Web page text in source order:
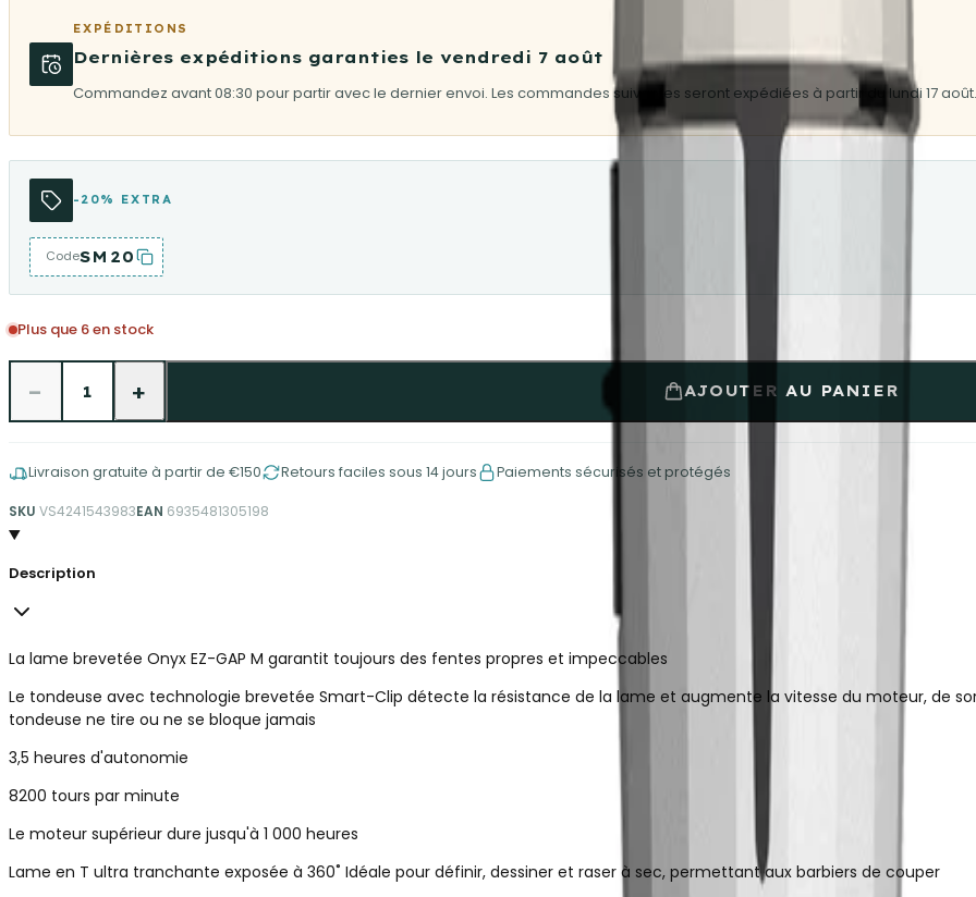
EXPÉDITIONS
Dernières expéditions garanties le vendredi 7 août
Commandez avant 08:30 pour partir avec le dernier envoi. Les commandes suivantes seront expédiées à partir du lundi 17 août.
-20% EXTRA
CodeSM20
Plus que 6 en stock
− 1 + AJOUTER AU PANIER
Livraison gratuite à partir de €150 Retours faciles sous 14 jours Paiements sécurisés et protégés
SKU VS4241543983EAN 6935481305198
Description
La lame brevetée Onyx EZ-GAP M garantit toujours des fentes propres et impeccables
Le tondeuse avec technologie brevetée Smart-Clip détecte la résistance de la lame et augmente la vitesse du moteur, de
tondeuse ne tire ou ne se bloque jamais
3,5 heures d'autonomie
8200 tours par minute
Le moteur supérieur dure jusqu'à 1 000 heures
Lame en T ultra tranchante exposée à 360˚ Idéale pour définir, dessiner et raser à sec, permettant aux barbiers de couper